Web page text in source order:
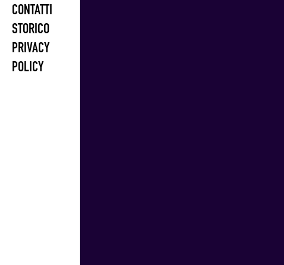
CONTATTI
STORICO
PRIVACY
POLICY